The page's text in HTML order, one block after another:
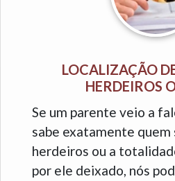
LOCALIZAÇÃO
HERDEIROS
Se um parente veio a
sabe exatamente quem
herdeiros ou a
por ele deixado, nós